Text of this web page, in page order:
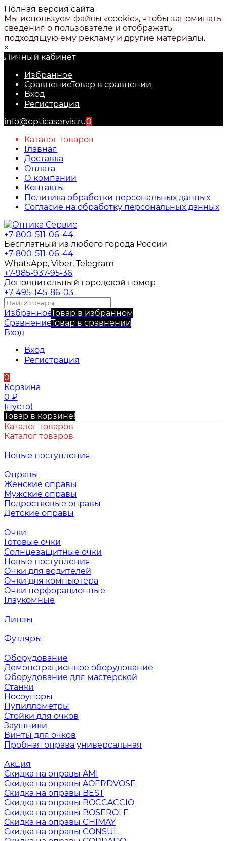
Полная версия сайта
Мы используем файлы «cookie», чтобы запоминать
сведения о пользователе и отображать
подходящую ему рекламу и другие материалы.
×
Личный кабинет
Избранное
СравнениеТовар в сравнении
Вход
Регистрация
info@opticaservis.ru0
Каталог товаров
Главная
Доставка
Оплата
О компании
Контакты
Политика обработки персональных данных
Согласие на обработку персональных данных
+7-800-511-06-44
Бесплатный из любого города России
+7-800-511-06-44
WhatsApp, Viber, Telegram
+7-985-937-95-36
Дополнительный городской номер
+7-495-145-86-03
ИзбранноеТовар в избранном
СравнениеТовар в сравнении
Вход
Вход
Регистрация
0
Корзина
0 ₽
(пусто)
Товар в корзине!
Каталог товаров
Каталог товаров
Новые поступления
Оправы
Женские оправы
Мужские оправы
Подростковые оправы
Детские оправы
Очки
Готовые очки
Солнцезащитные очки
Новые поступления
Очки для водителей
Очки для компьютера
Очки перфорационные
Глаукомные
Линзы
Футляры
Оборудование
Демонстрационное оборудование
Оборудование для мастерской
Станки
Носоупоры
Пупиллометры
Стойки для очков
Заушники
Винты для очков
Пробная оправа универсальная
Акция
Скидка на оправы AMI
Скидка на оправы AOERDVOSE
Скидка на оправы BEST
Скидка на оправы BOCCACCIO
Скидка на оправы BOSEROLE
Скидка на оправы CHIMAY
Скидка на оправы CONSUL